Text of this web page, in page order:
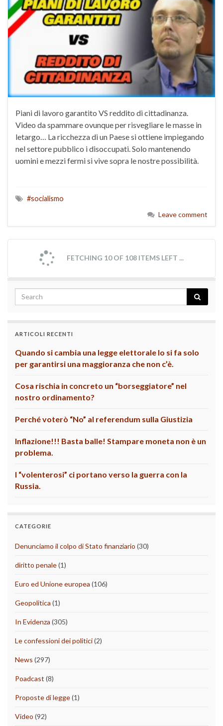
Piani di lavoro garantito VS reddito di cittadinanza.
Video da spammare ovunque per risvegliare le masse in
letargo… La ricchezza di un Paese si ottiene impiegando
nel settore pubblico i disoccupati. Solo mantenendo
uomini e mezzi fermi si vive sopra le nostre possibilità.
#socialismo
Leave comment
FETCHING 10 OF 108 ITEMS LEFT ...
ARTICOLI RECENTI
Quando si cambia una legge elettorale lo si fa solo
per garantirsi una maggioranza che non c’è.
Cosa rischia in concreto un “borseggiatore” nel
nostro ordinamento?
Perché voterò “No” al referendum sulla Giustizia
Inflazione!!! Basta balle! Stampare moneta non è un
problema.
I “volenterosi” ci portano verso la guerra con la
Russia.
CATEGORIE
Denunciamo il colpo di Stato finanziario (30)
diritto penale(1)
Euro ed Unione europea (106)
Geopolitica (1)
In Evidenza (305)
Le confessioni dei politici(2)
News (297)
Poadcast (8)
Proposte di legge(1)
Video (92)